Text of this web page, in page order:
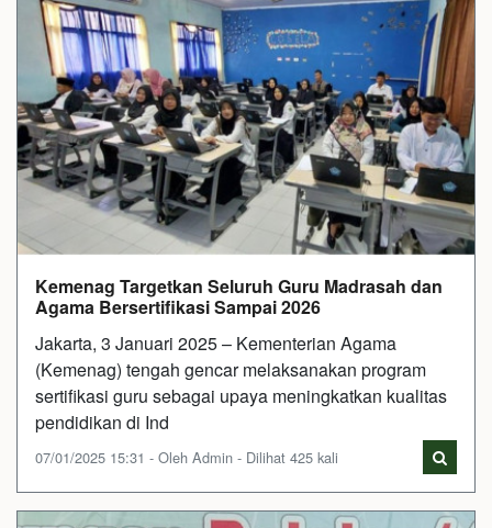
Kemenag Targetkan Seluruh Guru Madrasah dan
Agama Bersertifikasi Sampai 2026
Jakarta, 3 Januari 2025 – Kementerian Agama
(Kemenag) tengah gencar melaksanakan program
sertifikasi guru sebagai upaya meningkatkan kualitas
pendidikan di Ind
07/01/2025 15:31 - Oleh Admin - Dilihat 425 kali